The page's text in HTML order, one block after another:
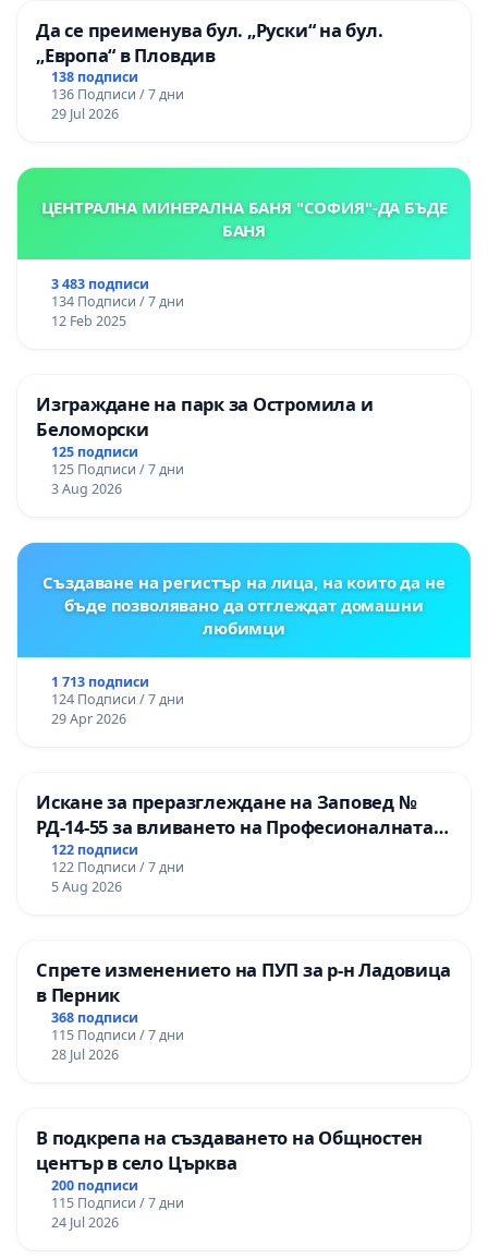
Да се преименува бул. „Руски“ на бул.
„Европа“ в Пловдив
138 подписи
136 Подписи / 7 дни
29 Jul 2026
ЦЕНТРАЛНА МИНЕРАЛНА БАНЯ "СОФИЯ"-ДА БЪДЕ
БАНЯ
3 483 подписи
134 Подписи / 7 дни
12 Feb 2025
Изграждане на парк за Остромила и
Беломорски
125 подписи
125 Подписи / 7 дни
3 Aug 2026
Създаване на регистър на лица, на които да не
бъде позволявано да отглеждат домашни
любимци
1 713 подписи
124 Подписи / 7 дни
29 Apr 2026
Искане за преразглеждане на Заповед №
РД-14-55 за вливането на Професионалната
гимназия по промишлени технологии в
Професионалната гимназия по икономика и
мениджмънт – гр. Пазарджик
122 подписи
122 Подписи / 7 дни
5 Aug 2026
Спрете изменението на ПУП за р-н Ладовица
в Перник
368 подписи
115 Подписи / 7 дни
28 Jul 2026
В подкрепа на създаването на Общностен
център в село Църква
200 подписи
115 Подписи / 7 дни
24 Jul 2026